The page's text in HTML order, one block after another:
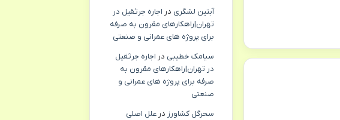
آبتین لشگری در اجاره جرثقیل در
تهران|راهکارهای مقرون به صرفه
برای پروژه های عمرانی و صنعتی
سیامک خطیبی در اجاره جرثقیل
در تهران|راهکارهای مقرون به
صرفه برای پروژه های عمرانی و
صنعتی
سحرگل کشاورز در علل اصلی